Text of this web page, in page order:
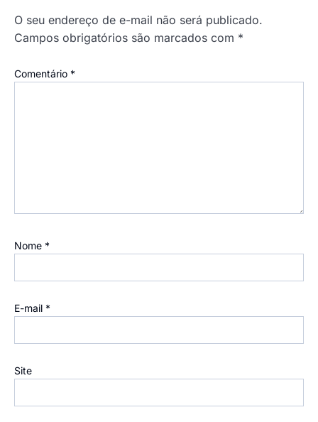
O seu endereço de e-mail não será publicado.
Campos obrigatórios são marcados com *
Comentário *
Nome *
E-mail *
Site